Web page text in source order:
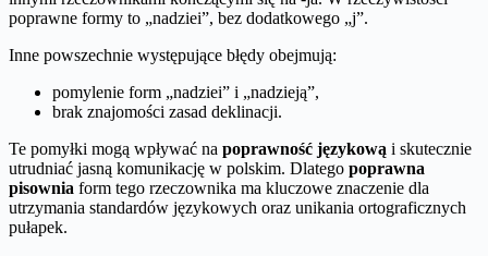
poprawne formy to „nadziei”, bez dodatkowego „j”.
Inne powszechnie występujące błędy obejmują:
pomylenie form „nadziei” i „nadzieją”,
brak znajomości zasad deklinacji.
Te pomyłki mogą wpływać na poprawność językową i skutecznie
utrudniać jasną komunikację w polskim. Dlatego poprawna
pisownia form tego rzeczownika ma kluczowe znaczenie dla
utrzymania standardów językowych oraz unikania ortograficznych
pułapek.